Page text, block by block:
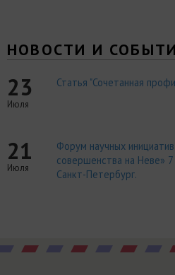
НОВОСТИ И
23
Июля
Статья "Сочетанная
21
Июля
Форум научных
совершенства на Неве»
Санкт-Петербург.